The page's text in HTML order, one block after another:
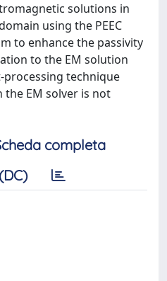
solutions in
using the PEEC
to enhance the passivity
to the EM solution
technique
the EM solver is not
completa